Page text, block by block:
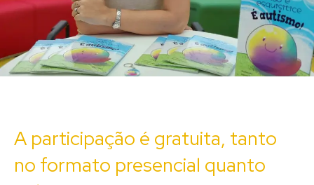
A participação é gratuita, tanto
no formato presencial quanto